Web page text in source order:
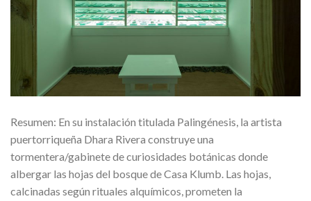
Resumen: En su instalación titulada Palingénesis, la artista
puertorriqueña Dhara Rivera construye una
tormentera/gabinete de curiosidades botánicas donde
albergar las hojas del bosque de Casa Klumb. Las hojas,
calcinadas según rituales alquímicos, prometen la